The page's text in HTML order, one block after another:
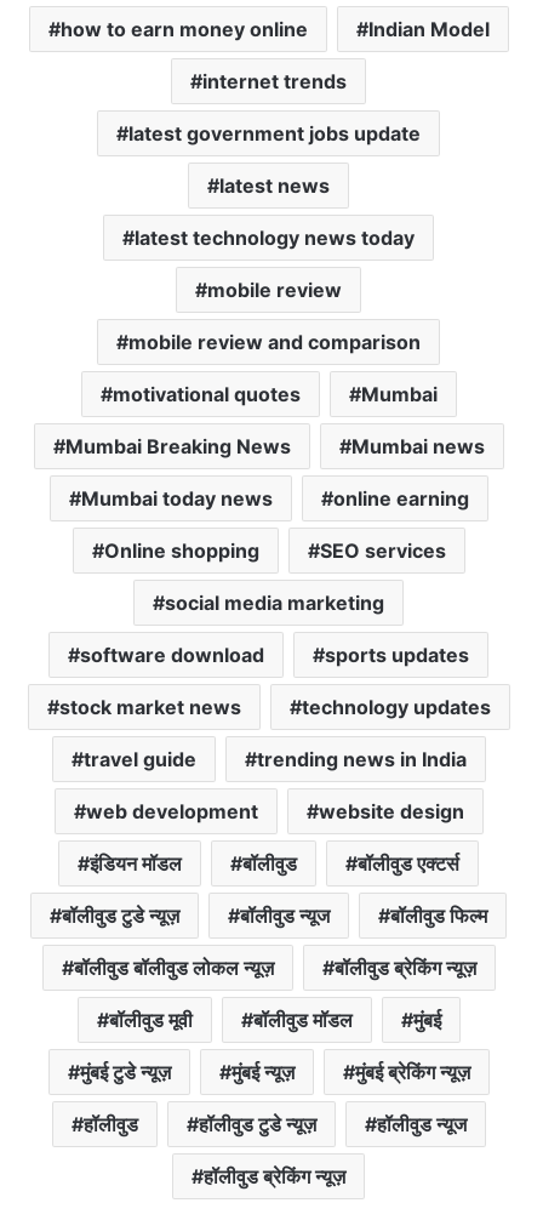
how to earn money online Indian Model
internet trends
latest government jobs update
latest news
latest technology news today
mobile review
mobile review and comparison
motivational quotes Mumbai
Mumbai Breaking News Mumbai news
Mumbai today news online earning
Online shopping SEO services
social media marketing
software download sports updates
stock market news technology updates
travel guide trending news in India
web development website design
इंडियन मॉडल बॉलीवुड बॉलीवुड एक्टर्स
बॉलीवुड टुडे न्यूज़ बॉलीवुड न्यूज बॉलीवुड फिल्म
बॉलीवुड बॉलीवुड लोकल न्यूज़ बॉलीवुड ब्रेकिंग न्यूज़
बॉलीवुड मूवी बॉलीवुड मॉडल मुंबई
मुंबई टुडे न्यूज़ मुंबई न्यूज़ मुंबई ब्रेकिंग न्यूज़
हॉलीवुड हॉलीवुड टुडे न्यूज़ हॉलीवुड न्यूज
हॉलीवुड ब्रेकिंग न्यूज़